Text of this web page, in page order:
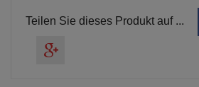
Teilen Sie dieses Produkt auf ...